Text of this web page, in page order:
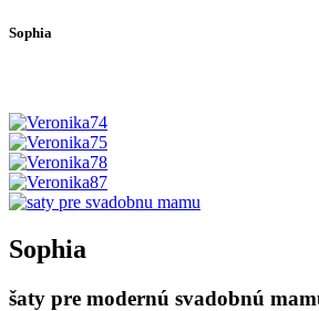
Sophia
Sophia
šaty pre modernú svadobnú